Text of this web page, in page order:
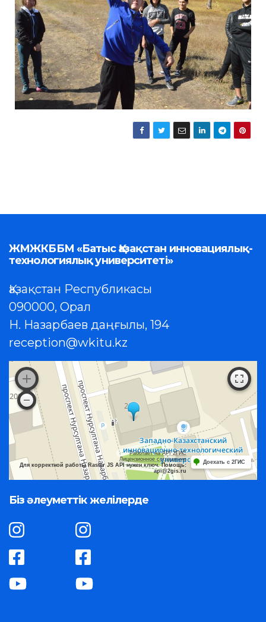
ЖМЖКББМ «Батыс Қазақстан инновациялық-
технологиялық университеті»
Қазақстан Республикасы
090000, Орал
Н. Назарбаев даңғылы, 194
reception@wkitu.kz
Работает на API 2ГИС
Лицензионное соглашение
Для корректной работы Raster JS API нужен ключ. Помощь:
api@2gis.ru
Доехать с 2ГИС
Біз әлеуметтік желілерде